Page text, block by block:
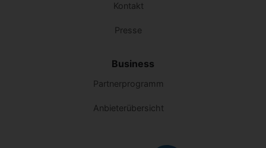
Kontakt
Presse
Business
Partnerprogramm
Anbieterübersicht